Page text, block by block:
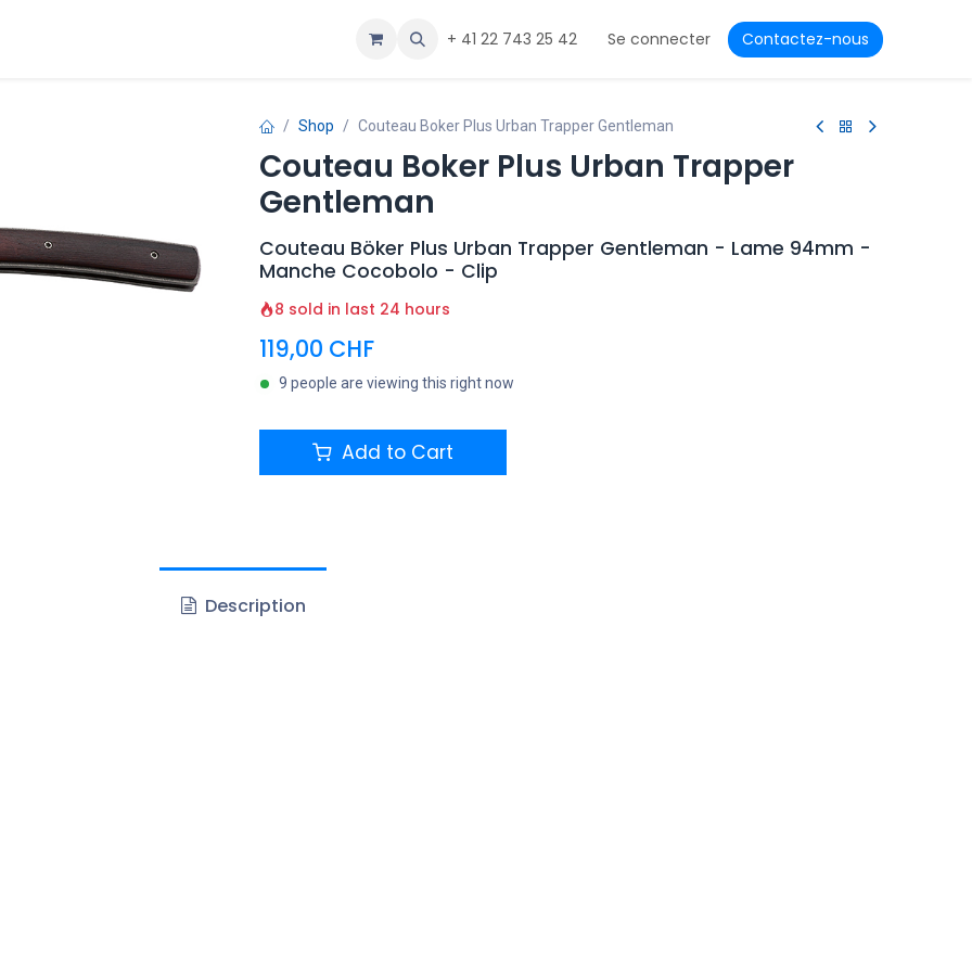
+ 41 22 743 25 42 Se connecter Contactez-nous
Shop Couteau Boker Plus Urban Trapper Gentleman
Couteau Boker Plus Urban Trapper
Gentleman
Couteau Böker Plus Urban Trapper Gentleman - Lame 94mm -
Manche Cocobolo - Clip
8 sold in last 24 hours
119,00 CHF
9 people are viewing this right now
Add to Cart
Description